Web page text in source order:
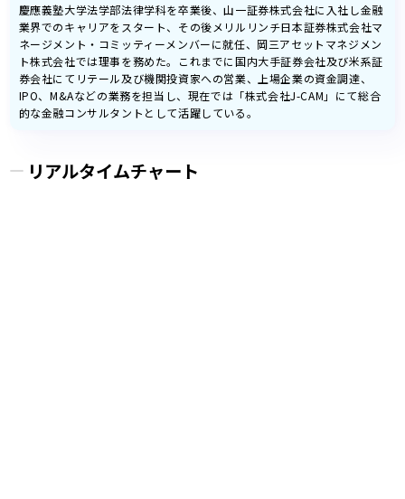
慶應義塾大学法学部法律学科を卒業後、山一証券株式会社に入社し金融
業界でのキャリアをスタート、その後メリルリンチ日本証券株式会社マ
ネージメント・コミッティーメンバーに就任、岡三アセットマネジメン
ト株式会社では理事を務めた。これまでに国内大手証券会社及び米系証
券会社にてリテール及び機関投資家への営業、上場企業の資金調達、
IPO、M&Aなどの業務を担当し、現在では「株式会社J-CAM」にて総合
的な金融コンサルタントとして活躍している。
リアルタイムチャート